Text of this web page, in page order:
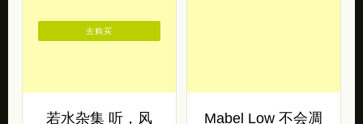
若水杂集 听，风
去购买
Mabel Low 不会凋